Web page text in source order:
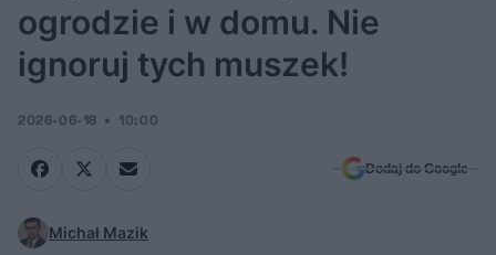
ogrodzie i w domu. Nie
ignoruj tych muszek!
2026-06-18 10:00
Dodaj do Google
Michał Mazik